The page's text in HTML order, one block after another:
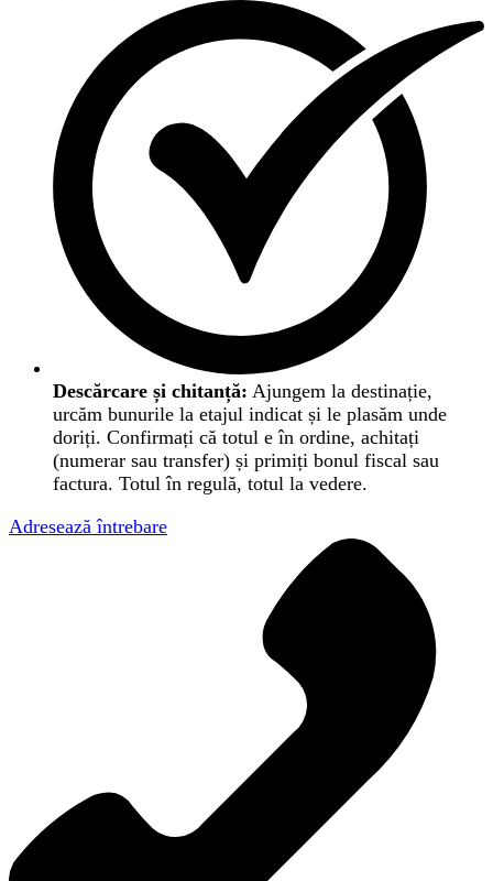
Descărcare și chitanță: Ajungem la destinație,
urcăm bunurile la etajul indicat și le plasăm unde
doriți. Confirmați că totul e în ordine, achitați
(numerar sau transfer) și primiți bonul fiscal sau
factura. Totul în regulă, totul la vedere.
Adresează întrebare